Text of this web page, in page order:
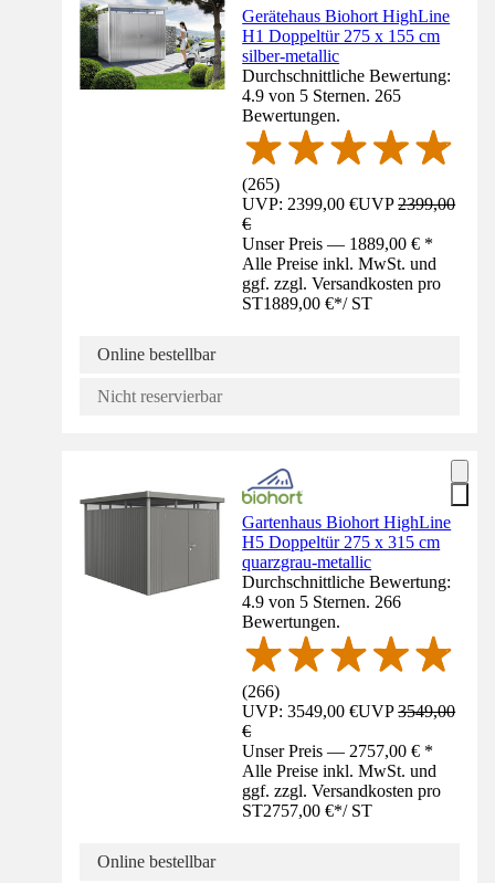
Gerätehaus Biohort HighLine
H1 Doppeltür 275 x 155 cm
silber-metallic
Durchschnittliche Bewertung:
4.9 von 5 Sternen. 265
Bewertungen.
(265)
UVP: 2399,00 €UVP2399,00
€
Unser Preis — 1889,00 € *
Alle Preise inkl. MwSt. und
ggf. zzgl. Versandkosten pro
ST1889,00 €*/ ST
Online bestellbar
Nicht reservierbar
Gartenhaus Biohort HighLine
H5 Doppeltür 275 x 315 cm
quarzgrau-metallic
Durchschnittliche Bewertung:
4.9 von 5 Sternen. 266
Bewertungen.
(266)
UVP: 3549,00 €UVP3549,00
€
Unser Preis — 2757,00 € *
Alle Preise inkl. MwSt. und
ggf. zzgl. Versandkosten pro
ST2757,00 €*/ ST
Online bestellbar